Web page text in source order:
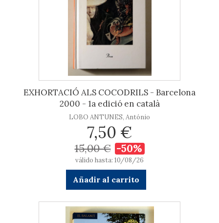
EXHORTACIÓ ALS COCODRILS - Barcelona
2000 - 1a edició en català
LOBO ANTUNES, António
7,50 €
15,00 € -50%
válido hasta: 10/08/26
Añadir al carrito